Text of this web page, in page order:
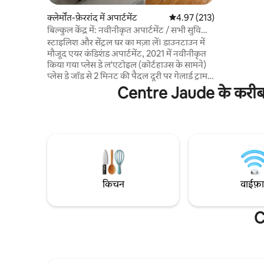
क्लेर्मोंत-फ़ेररांद में अपार्टमेंट औसत रेटिंग 5 में से 4.97, 213
4.97 (213)
बिल्कुल केंद्र में: नवीनीकृत अपार्टमेंट / सभी सुविधाएँ
/ एयर कंडीशनिंग
स्टाइलिश और सेंट्रल घर का मज़ा लें। डाउनटाउन में
मौजूद एयर कंडिशंड अपार्टमेंट, 2021 में नवीनीकृत
किया गया प्लेस डे ल'एटोइल (कोर्टहाउस के सामने)
प्लेस डे जॉड से 2 मिनट की पैदल दूरी पर गेलार्ड ट्राम
स्टॉप (अपार्टमेंट से 1 मिनट की दूरी पर) तीसरा फ़्लोर,
बिना किसी रुकावट के नज़ारे, किसी की नज़र में नहीं
कोई पार्टी नहीं धूम्रपान की इजाज़त नहीं है
Centre Jaude के करीब
किचन